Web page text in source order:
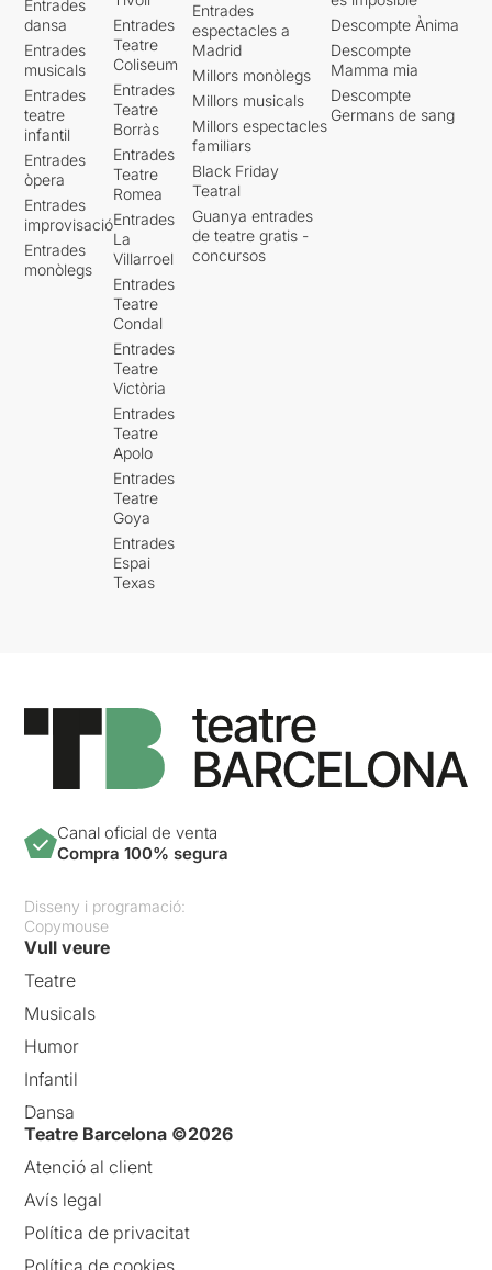
Entrades
dansa
Entrades
musicals
Entrades
teatre
infantil
Entrades
òpera
Entrades
improvisació
Entrades
monòlegs
Entrades
Teatre
Coliseum
Entrades
Teatre
Borràs
Entrades
Teatre
Romea
Entrades
La
Villarroel
Entrades
Teatre
Condal
Entrades
Teatre
Victòria
Entrades
Teatre
Apolo
Entrades
Teatre
Goya
Entrades
Espai
Texas
Entrades
espectacles a
Madrid
Millors monòlegs
Millors musicals
Millors espectacles
familiars
Black Friday
Teatral
Guanya entrades
de teatre gratis -
concursos
Descompte Ànima
Descompte
Mamma mia
Descompte
Germans de sang
Canal oficial de venta
Compra 100% segura
Disseny i programació:
Copymouse
Vull veure
Teatre
Musicals
Humor
Infantil
Dansa
Teatre Barcelona ©2026
Atenció al client
Avís legal
Política de privacitat
Política de cookies